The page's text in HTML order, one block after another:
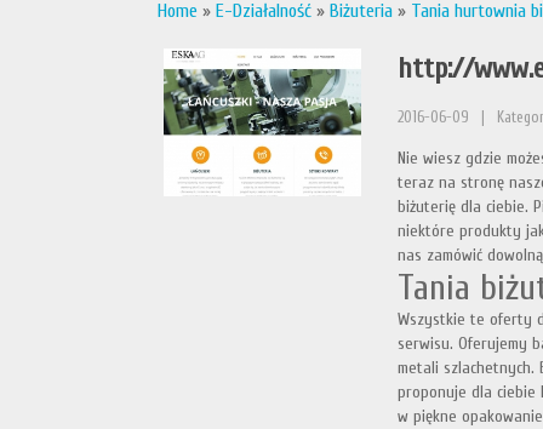
Home » E-Działalność » Biżuteria » Tania hurtownia
http://
2016-06-09
Nie wiesz gdzie
teraz na stronę
biżuterię dla ciebie.
niektóre produkty
nas zamówić
Tania
Wszystkie te oferty
serwisu. Oferujemy
metali szlachetnych.
proponuje dla ciebie
w piękne